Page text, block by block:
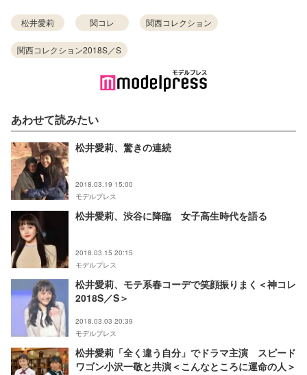
松井愛莉 関コレ 関西コレクション
関西コレクション2018S／S
あわせて読みたい
松井愛莉、驚きの連続
2018.03.19 15:00
モデルプレス
松井愛莉、渋谷に降臨 女子高生時代を語る
2018.03.15 20:15
モデルプレス
松井愛莉、モテ系春コーデで笑顔振りまく＜神コレ
2018S／S＞
2018.03.03 20:39
モデルプレス
松井愛莉「全く違う自分」でドラマ主演 スピード
ワゴン小沢一敬と共演＜こんなところに運命の人＞